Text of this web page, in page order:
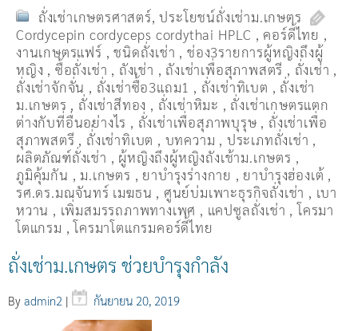
ถั่งเช่าเกษตรศาสตร์,ประโยชน์ถั่งเช่าม.เกษตร
Cordycepin cordyceps cordythai HPLC , คอร์ดี้ไทย ,
งานเกษตรแฟร์ ,ชนิดถั่งเช่า ,ช่อง3รายการผู้หญิงถึงผู้
หญิง , ซื้อถั่งเช่า , ถังเช่า , ถังเช่าเพื่อสุภาพสตรี , ถั่งเช่า ,
ถั่งเช่าจักจั่น , ถั่งเช่าซื้อ3แถม1 , ถั่งเช่าทิเบต , ถั่งเช่า
ม.เกษตร , ถั่งเช่าสีทอง , ถั่งเช่าหิมะ , ถั่งเช่าเกษตรแตก
ต่างกับที่อื่นอย่างไร , ถั่งเช่าเพื่อสุภาพบุรุษ , ถั่งเช่าเพื่อ
สุภาพสตรี , ถั่่งเช่าทิเบต , บทความ , ประเภทถั่งเช่า ,
ผลิตภัณฑ์ถั่งเช่า , ผู้หญิงถึงผู้หญิงถังเช้าม.เกษตร ,
ภูมิคุ้มกัน ,ม.เกษตร , ยาบำรุงร่างกาย , ยาบำรุงฮ่องเต้ ,
รศ.ดร.มณจันทร์ เมฆธน , ศูนย์บ่มเพาะธุรกิจถั่งเช่า , เบา
หวาน , เพิ่มสมรรถภาพทางเพศ , แคปซูลถั่งเช่า ,โครมา
โตแกรม ,โครมาโตแกรมคอร์ดี้ไทย
ถั่งเช่าม.เกษตร ช่วยบำรุงกำลัง
By admin2 | กันยายน 20, 2019